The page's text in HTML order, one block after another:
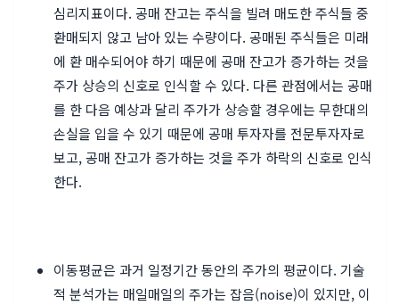
심리지표이다. 공매 잔고는 주식을 빌려 매도한 주식들 중
환매되지 않고 남아 있는 수량이다. 공매된 주식들은 미래
에 환 매수되어야 하기 때문에 공매 잔고가 증가하는 것을
주가 상승의 신호로 인식할 수 있다. 다른 관점에서는 공매
를 한 다음 예상과 달리 주가가 상승할 경우에는 무한대의
손실을 입을 수 있기 때문에 공매 투자자를 전문투자자로
보고, 공매 잔고가 증가하는 것을 주가 하락의 신호로 인식
한다.
이동평균은 과거 일정기간 동안의 주가의 평균이다. 기술
적 분석가는 매일매일의 주가는 잡음(noise)이 있지만, 이